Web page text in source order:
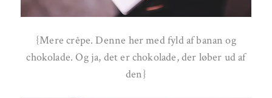
{Mere crêpe. Denne her med fyld af banan og
chokolade. Og ja, det er chokolade, der løber ud af
den}